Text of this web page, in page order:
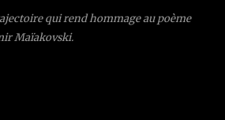
qui rend hommage au poème
Maïakovski.